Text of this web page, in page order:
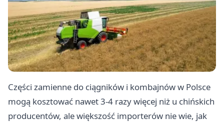
Części zamienne do ciągników i kombajnów w Polsce
mogą kosztować nawet 3-4 razy więcej niż u chińskich
producentów, ale większość importerów nie wie, jak